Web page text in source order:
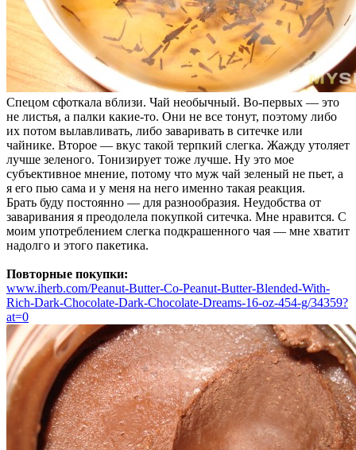
Спецом сфоткала вблизи. Чай необычный. Во-первых — это
не листья, а палки какие-то. Они не все тонут, поэтому либо
их потом вылавливать, либо заваривать в ситечке или
чайнике. Второе — вкус такой терпкий слегка. Жажду утоляет
лучше зеленого. Тонизирует тоже лучше. Ну это мое
субъективное мнение, потому что муж чай зеленый не пьет, а
я его пью сама и у меня на него именно такая реакция.
Брать буду постоянно — для разнообразия. Неудобства от
заваривания я преодолела покупкой ситечка. Мне нравится. С
моим употреблением слегка подкрашенного чая — мне хватит
надолго и этого пакетика.
Повторные покупки:
www.iherb.com/Peanut-Butter-Co-Peanut-Butter-Blended-With-
Rich-Dark-Chocolate-Dark-Chocolate-Dreams-16-oz-454-g/34359?
at=0